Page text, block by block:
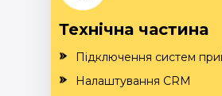
Технічна частина
Підключення систем
Налаштування CRM